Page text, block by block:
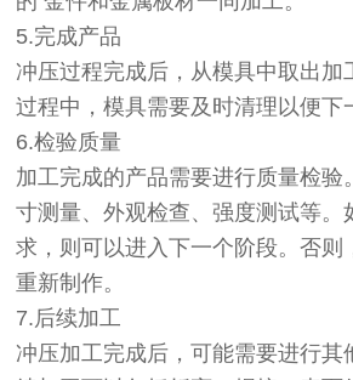
5.完成产品
冲压过程完成后，从模具中取出加
过程中，模具需要及时清理以便下
6.检验质量
加工完成的产品需要进行质量检验
寸测量、外观检查、强度测试等。
求，则可以进入下一个阶段。否则
重新制作。
7.后续加工
冲压加工完成后，可能需要进行其